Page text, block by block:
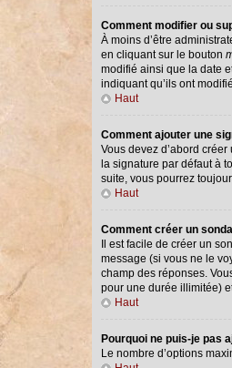
Comment modifier ou
À moins d’être
en cliquant sur le bouton
modifié ainsi que la date
indiquant qu’ils ont
Haut
Comment ajouter une
Vous devez d’abord
la signature par défaut à
suite, vous pourrez
Haut
Comment créer un
Il est facile de créer un
message (si vous ne le
champ des réponses.
pour une durée illimitée)
Haut
Pourquoi ne puis-je pas
Le nombre d’options